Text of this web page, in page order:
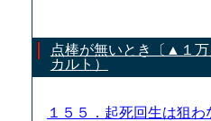
点棒が無いとき〔▲１
カルト）
１５５．起死回生は狙